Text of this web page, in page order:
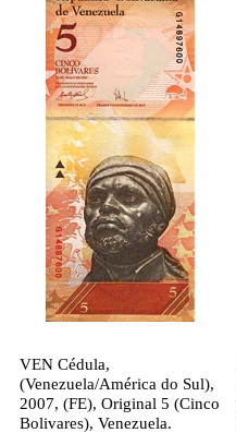
VEN Cédula,
(Venezuela/América do Sul),
2007, (FE), Original 5 (Cinco
Bolivares), Venezuela.